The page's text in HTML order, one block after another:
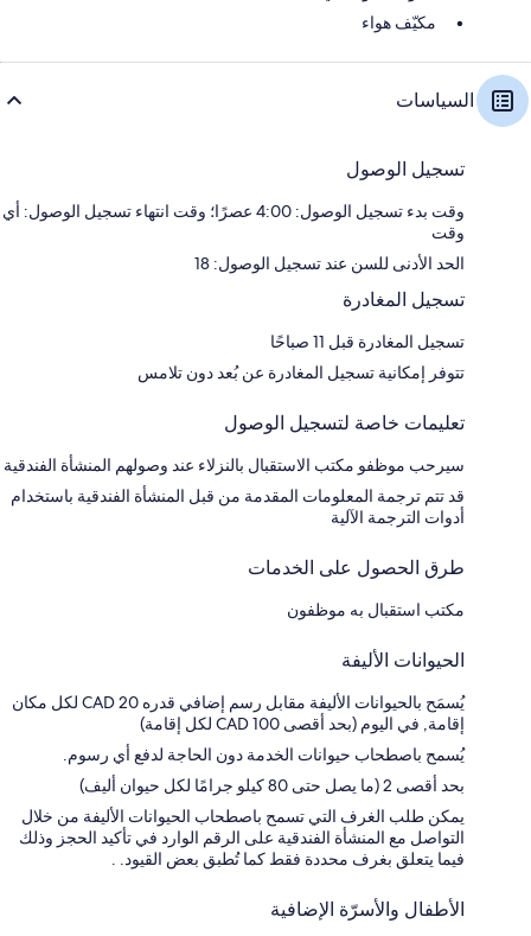
مكيّف هواء
السياسات
تسجيل الوصول
وقت بدء تسجيل الوصول: 4:00 عصرًا؛ وقت انتهاء تسجيل الوصول: أي
وقت
الحد الأدنى للسن عند تسجيل الوصول: 18
تسجيل المغادرة
تسجيل المغادرة قبل 11 صباحًا
تتوفر إمكانية تسجيل المغادرة عن بُعد دون تلامس
تعليمات خاصة لتسجيل الوصول
سيرحب موظفو مكتب الاستقبال بالنزلاء عند وصولهم المنشأة الفندقية
قد تتم ترجمة المعلومات المقدمة من قبل المنشأة الفندقية باستخدام
أدوات الترجمة الآلية
طرق الحصول على الخدمات
مكتب استقبال به موظفون
الحيوانات الأليفة
يُسمَح بالحيوانات الأليفة مقابل رسم إضافي قدره CAD 20 لكل مكان
إقامة, في اليوم (بحد أقصى CAD 100 لكل إقامة)
يُسمح باصطحاب حيوانات الخدمة دون الحاجة لدفع أي رسوم.
بحد أقصى 2 (ما يصل حتى 80 كيلو جرامًا لكل حيوان أليف)
يمكن طلب الغرف التي تسمح باصطحاب الحيوانات الأليفة من خلال
التواصل مع المنشأة الفندقية على الرقم الوارد في تأكيد الحجز وذلك
فيما يتعلق بغرف محددة فقط كما تُطبق بعض القيود. .
الأطفال والأسرّة الإضافية